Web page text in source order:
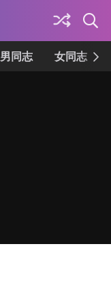
男同志 女同志